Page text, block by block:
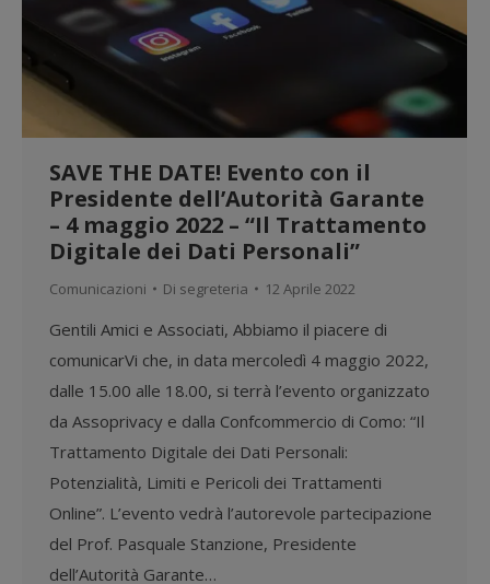
SAVE THE DATE! Evento con il
Presidente dell’Autorità Garante
– 4 maggio 2022 – “Il Trattamento
Digitale dei Dati Personali”
Comunicazioni Di segreteria 12 Aprile 2022
Gentili Amici e Associati, Abbiamo il piacere di
comunicarVi che, in data mercoledì 4 maggio 2022,
dalle 15.00 alle 18.00, si terrà l’evento organizzato
da Assoprivacy e dalla Confcommercio di Como: “Il
Trattamento Digitale dei Dati Personali:
Potenzialità, Limiti e Pericoli dei Trattamenti
Online”. L’evento vedrà l’autorevole partecipazione
del Prof. Pasquale Stanzione, Presidente
dell’Autorità Garante…